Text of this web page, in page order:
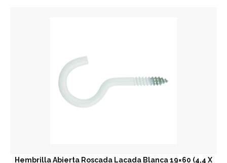
Hembrilla Abierta Roscada Lacada Blanca 19×60 (4,4 X